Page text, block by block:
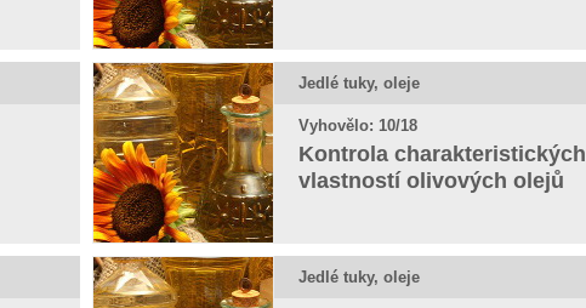
Jedlé tuky, oleje
Vyhovělo: 10/18
Kontrola charakteristických
vlastností olivových olejů
Jedlé tuky, oleje